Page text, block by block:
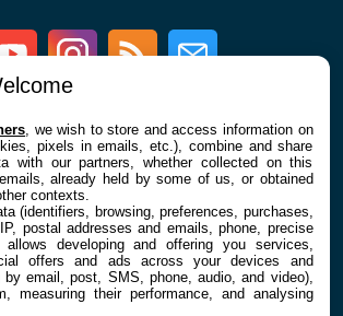
Youtube InstagramRSS Newsletter
CGU
À PROPOS
La rédaction
Contact
, we wish to store and access information on
pixels in emails, etc.), combine and share
with our partners, whether collected on this
already held by some of us, or obtained
contexts.
(identifiers, browsing, preferences, purchases,
postal addresses and emails, phone, precise
allows developing and offering you services,
offers and ads across your devices and
by email, post, SMS, phone, audio, and video),
measuring their performance, and analysing